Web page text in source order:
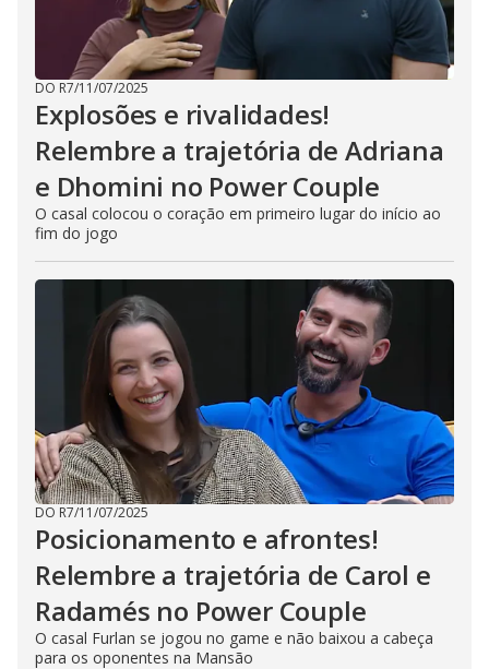
DO R7/11/07/2025
Explosões e rivalidades!
Relembre a trajetória de Adriana
e Dhomini no Power Couple
O casal colocou o coração em primeiro lugar do início ao
fim do jogo
DO R7/11/07/2025
Posicionamento e afrontes!
Relembre a trajetória de Carol e
Radamés no Power Couple
O casal Furlan se jogou no game e não baixou a cabeça
para os oponentes na Mansão